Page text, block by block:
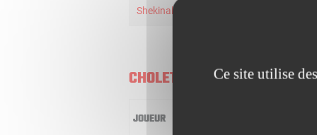
Shekinah Munanga
CHOLET U21
JOUEUR
Ce site utilise